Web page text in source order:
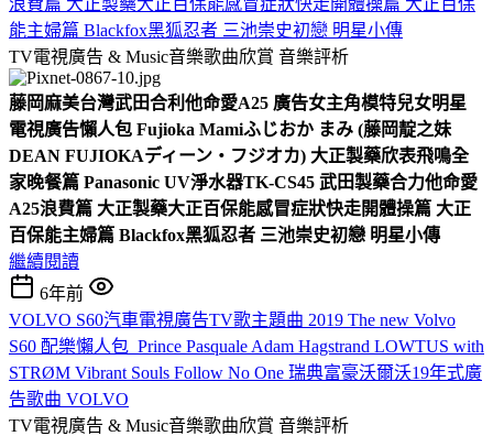
能主婦篇 Blackfox黑狐忍者 三池崇史初戀 明星小傳
TV電視廣告 & Music音樂歌曲欣賞 音樂評析
藤岡麻美台灣武田合利他命愛A25 廣告女主角模特兒女明星
電視廣告懶人包 Fujioka Mamiふじおか まみ (藤岡靛之妹
DEAN FUJIOKAディーン・フジオカ) 大正製藥欣表飛鳴全
家晚餐篇 Panasonic UV淨水器TK-CS45 武田製藥合力他命愛
A25浪費篇 大正製藥大正百保能感冒症狀快走開體操篇 大正
百保能主婦篇 Blackfox黑狐忍者 三池崇史初戀 明星小傳
繼續閱讀
6年前
VOLVO S60汽車電視廣告TV歌主題曲 2019 The new Volvo
S60 配樂懶人包 Prince Pasquale Adam Hagstrand LOWTUS with
STRØM Vibrant Souls Follow No One 瑞典富豪沃爾沃19年式廣
告歌曲 VOLVO
TV電視廣告 & Music音樂歌曲欣賞 音樂評析